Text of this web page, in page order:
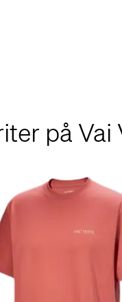
på Vai